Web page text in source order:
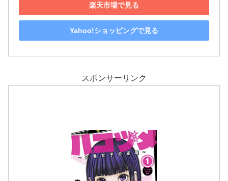
楽天市場で見る
Yahoo!ショッピングで見る
スポンサーリンク